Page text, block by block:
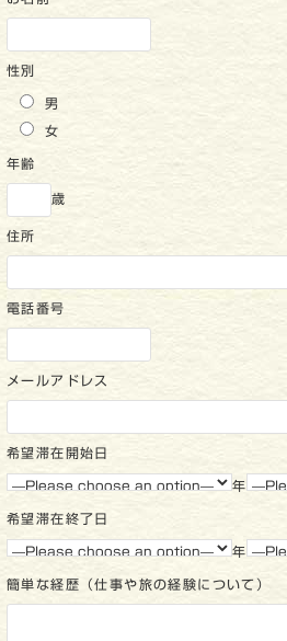
性別
男
女
年齢
歳
住所
電話番号
メールアドレス
希望滞在開始日
年
希望滞在終了日
年
簡単な経歴（仕事や旅の経験について）